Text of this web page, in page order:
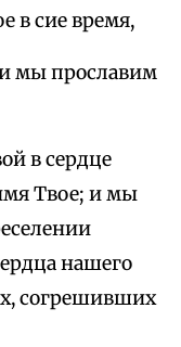
в сие время,
мы прославим
в сердце
Твое; и мы
нашего
согрешивших